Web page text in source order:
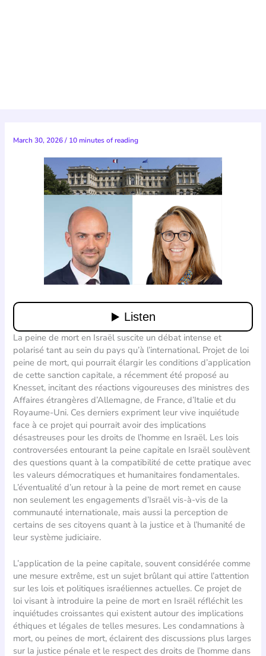
March 30, 2026/ 10 minutes of reading
La peine de mort en Israël suscite un débat intense et
polarisé tant au sein du pays qu’à l’international. Projet de loi
peine de mort, qui pourrait élargir les conditions d’application
de cette sanction capitale, a récemment été proposé au
Knesset, incitant des réactions vigoureuses des ministres des
Affaires étrangères d’Allemagne, de France, d’Italie et du
Royaume-Uni. Ces derniers expriment leur vive inquiétude
face à ce projet qui pourrait avoir des implications
désastreuses pour les droits de l’homme en Israël. Les lois
controversées entourant la peine capitale en Israël soulèvent
des questions quant à la compatibilité de cette pratique avec
les valeurs démocratiques et humanitaires fondamentales.
L’éventualité d’un retour à la peine de mort remet en cause
non seulement les engagements d’Israël vis-à-vis de la
communauté internationale, mais aussi la perception de
certains de ses citoyens quant à la justice et à l’humanité de
leur système judiciaire.
L’application de la peine capitale, souvent considérée comme
une mesure extrême, est un sujet brûlant qui attire l’attention
sur les lois et politiques israéliennes actuelles. Ce projet de
loi visant à introduire la peine de mort en Israël réfléchit les
inquiétudes croissantes qui existent autour des implications
éthiques et légales de telles mesures. Les condamnations à
mort, ou peines de mort, éclairent des discussions plus larges
sur la justice pénale et le respect des droits de l’homme dans